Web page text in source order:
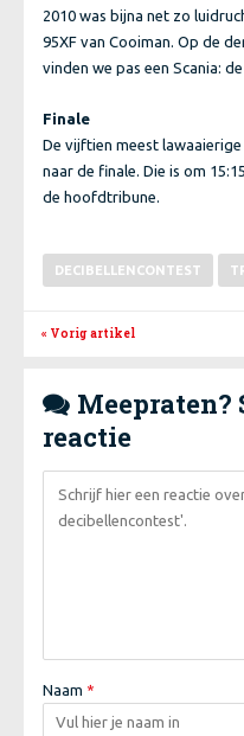
2010 was bijna net zo
95XF van Cooiman. Op de
vinden we pas een Scania:
Finale
De vijftien meest
naar de finale. Die is om
de hoofdtribune.
DECIBELLENCONTEST
« Vorig artikel

reactie
Naam *